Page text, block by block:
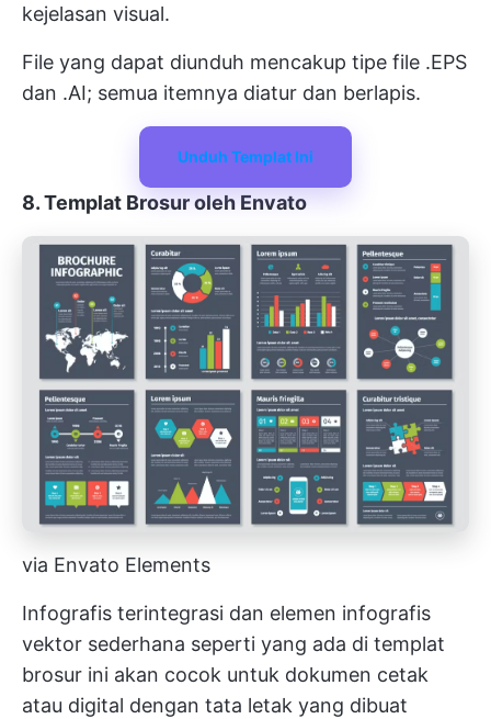
kejelasan visual.
File yang dapat diunduh mencakup tipe file .EPS
dan .AI; semua itemnya diatur dan berlapis.
Unduh Templat Ini
8. Templat Brosur oleh Envato
via Envato Elements
Infografis terintegrasi dan elemen infografis
vektor sederhana seperti yang ada di templat
brosur ini akan cocok untuk dokumen cetak
atau digital dengan tata letak yang dibuat